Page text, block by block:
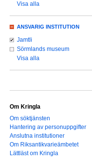
Visa alla
ANSVARIG INSTITUTION
Jamtli
Sörmlands museum
Visa alla
Om Kringla
Om söktjänsten
Hantering av personuppgifter
Anslutna institutioner
Om Riksantikvarieämbetet
Lättläst om Kringla